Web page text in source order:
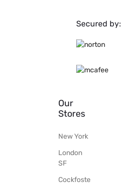
Secured by:
Our
Stores
New York
London
SF
Cockfoste